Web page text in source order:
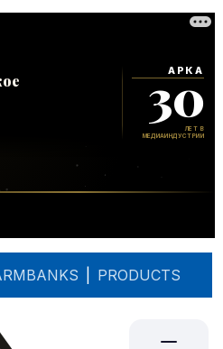
PRODUCTS